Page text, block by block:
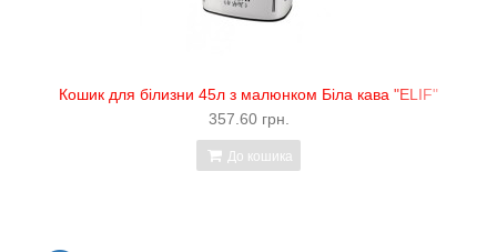
Кошик для білизни 45л з малюнком Біла кава "ELIF"
357.60 грн.
До кошика